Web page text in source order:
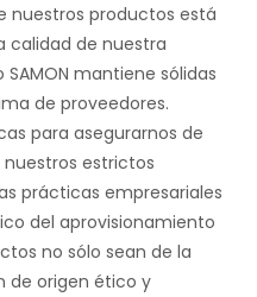
nuestros productos está
calidad de nuestra
mantiene sólidas
de proveedores.
para asegurarnos de
estrictos
prácticas empresariales
del aprovisionamiento
no sólo sean de la
de origen ético y